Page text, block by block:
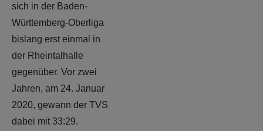
sich in der Baden-
Württemberg-Oberliga
bislang erst einmal in
der Rheintalhalle
gegenüber. Vor zwei
Jahren, am 24. Januar
2020, gewann der TVS
dabei mit 33:29.